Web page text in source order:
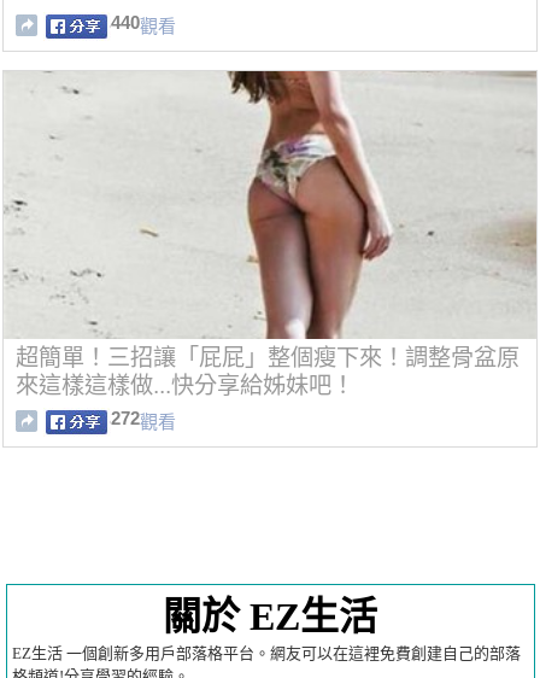
440觀看
超簡單！三招讓「屁屁」整個瘦下來！調整骨盆原
來這樣這樣做...快分享給姊妹吧！
272觀看
關於 EZ生活
EZ生活 一個創新多用戶部落格平台。網友可以在這裡免費創建自己的部落